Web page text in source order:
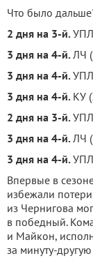
Что было
2 дня на 3-й. УПЛ
3 дня на 4-й. ЛЧ
3 дня на 4-й. УПЛ
3 дня на 4-й. КУ
2 дня на 3-й. УПЛ
3 дня на 4-й. ЛЧ
3 дня на 4-й.
Впервые в
избежали
из Чернигова
в победный.
и Майкон,
за минуту-